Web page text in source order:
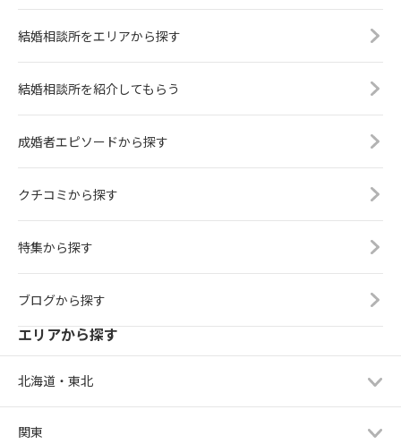
結婚相談所をエリアから探す
結婚相談所を紹介してもらう
成婚者エピソードから探す
クチコミから探す
特集から探す
ブログから探す
エリアから探す
北海道・東北
関東